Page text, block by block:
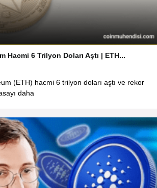
Hacmi 6 Trilyon Doları Aştı | ETH...
(ETH) hacmi 6 trilyon doları aştı ve rekor
daha